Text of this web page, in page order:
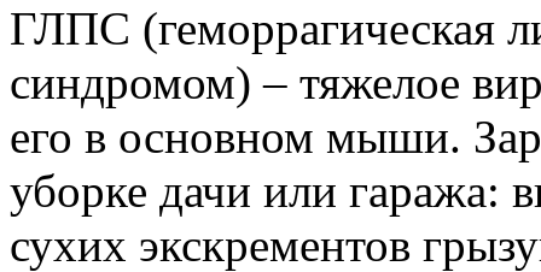
ГЛПС (геморрагическая
синдромом) – тяжелое
его в основном мыши.
уборке дачи или гаража:
сухих экскрементов